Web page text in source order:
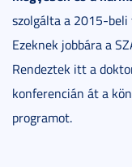
szolgálta a 2015-
Ezeknek jobbára a
Rendeztek itt a
konferencián át a
programot.